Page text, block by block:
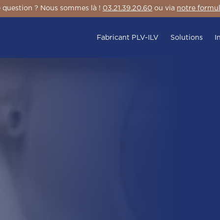
question ? Nous sommes là ! 03.21.39.20.60 ou via notre
Fabricant PLV-ILV Solutions